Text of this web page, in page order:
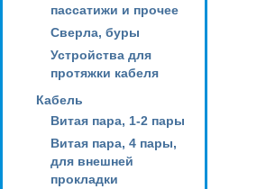
пассатижи и прочее
Сверла, буры
Устройства для
протяжки кабеля
Кабель
Витая пара, 1-2 пары
Витая пара, 4 пары,
для внешней
прокладки